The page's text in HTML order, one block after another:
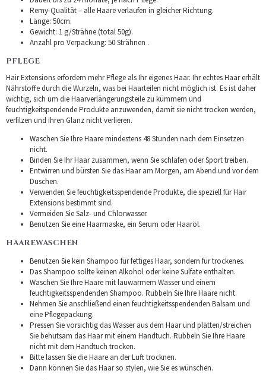
Remy-Qualität – alle Haare verlaufen in gleicher Richtung.
Länge: 50cm.
Gewicht: 1 g/Strähne (total 50g).
Anzahl pro Verpackung: 50 Strähnen .
PFLEGE
Hair Extensions erfordern mehr Pflege als Ihr eigenes Haar. Ihr echtes Haar erhält
Nährstoffe durch die Wurzeln, was bei Haarteilen nicht möglich ist. Es ist daher
wichtig, sich um die Haarverlängerungsteile zu kümmern und
feuchtigkeitspendende Produkte anzuwenden, damit sie nicht trocken werden,
verfilzen und ihren Glanz nicht verlieren.
Waschen Sie Ihre Haare mindestens 48 Stunden nach dem Einsetzen
nicht.
Binden Sie Ihr Haar zusammen, wenn Sie schlafen oder Sport treiben.
Entwirren und bürsten Sie das Haar am Morgen, am Abend und vor dem
Duschen.
Verwenden Sie feuchtigkeitsspendende Produkte, die speziell für Hair
Extensions bestimmt sind.
Vermeiden Sie Salz- und Chlorwasser.
Benutzen Sie eine Haarmaske, ein Serum oder Haaröl.
HAAREWASCHEN
Benutzen Sie kein Shampoo für fettiges Haar, sondern für trockenes.
Das Shampoo sollte keinen Alkohol oder keine Sulfate enthalten.
Waschen Sie Ihre Haare mit lauwarmem Wasser und einem
feuchtigkeitsspendenden Shampoo. Rubbeln Sie Ihre Haare nicht.
Nehmen Sie anschließend einen feuchtigkeitsspendenden Balsam und
eine Pflegepackung.
Pressen Sie vorsichtig das Wasser aus dem Haar und plätten/streichen
Sie behutsam das Haar mit einem Handtuch. Rubbeln Sie Ihre Haare
nicht mit dem Handtuch trocken.
Bitte lassen Sie die Haare an der Luft trocknen.
Dann können Sie das Haar so stylen, wie Sie es wünschen.